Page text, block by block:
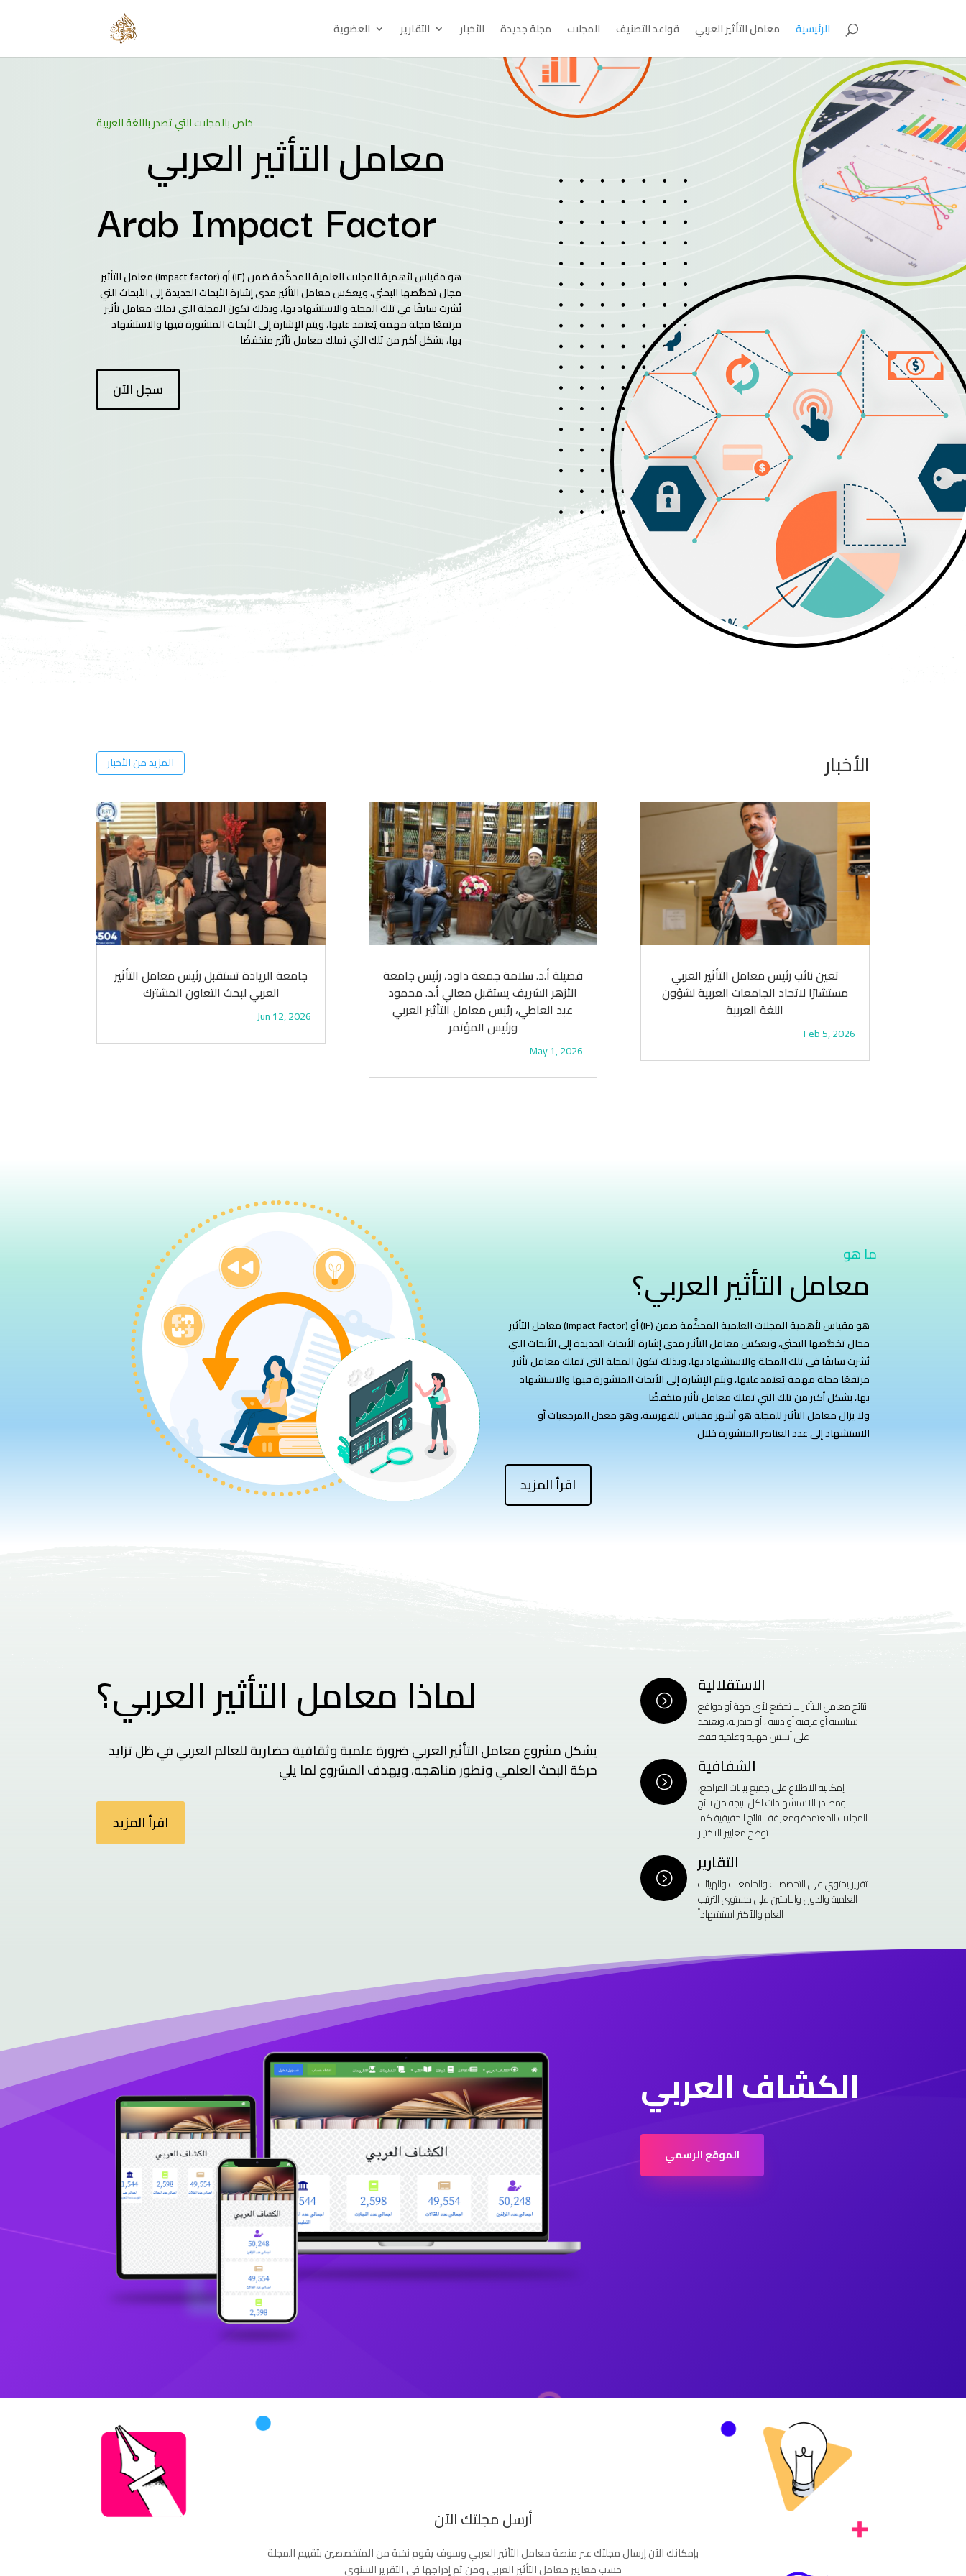
العضوية التقارير الأخبار مجلة جديدة المجلات قواعد التصنيف معامل التأثير العربي الرئيسية
خاص بالمجلات التي تصدر باللغة العربية
معامل التأثير العربي
Arab Impact Factor
معامل التأثير (Impact factor) أو (IF) هو مقياس لأهمية المجلات العلمية المحكَّمة ضمن
مجال تخصُّصها البحثي، ويعكس معامل التأثير مدى إشارة الأبحاث الجديدة إلى الأبحاث التي
نُشرت سابقًا في تلك المجلة والاستشهاد بها، وبذلك تكون المجلة التي تملك معامل تأثير
مرتفعًا مجلة مهمة يُعتمد عليها، ويتم الإشارة إلى الأبحاث المنشورة فيها والاستشهاد
بها، بشكل أكبر من تلك التي تملك معامل تأثير منخفضًا
سجل الآن
المزيد من الأخبار الأخبار
جامعة الريادة تستقبل رئيس معامل التأثير
العربي لبحث التعاون المشترك
Jun 12, 2026
فضيلة أ.د. سلامة جمعة داود، رئيس جامعة
الأزهر الشريف يستقبل معالي أ.د. محمود
عبد العاطي، رئيس معامل التأثير العربي
ورئيس المؤتمر
May 1, 2026
تعين نائب رئيس معامل التأثير العربي
مستشارًا لاتحاد الجامعات العربية لشؤون
اللغة العربية
Feb 5, 2026
ما هو
معامل التأثير العربي؟
معامل التأثير (Impact factor) أو (IF) هو مقياس لأهمية المجلات العلمية المحكَّمة ضمن
مجال تخصُّصها البحثي، ويعكس معامل التأثير مدى إشارة الأبحاث الجديدة إلى الأبحاث التي
نُشرت سابقًا في تلك المجلة والاستشهاد بها، وبذلك تكون المجلة التي تملك معامل تأثير
مرتفعًا مجلة مهمة يُعتمد عليها، ويتم الإشارة إلى الأبحاث المنشورة فيها والاستشهاد
بها، بشكل أكبر من تلك التي تملك معامل تأثير منخفضًا
ولا يزال معامل التأثير للمجلة هو أشهر مقياس للفهرسة، وهو معدل المرجعيات أو
الاستشهاد إلى عدد العناصر المنشورة خلال
اقرأ المزيد
لماذا معامل التأثير العربي؟
يشكل مشروع معامل التأثير العربي ضرورة علمية وثقافية حضارية للعالم العربي في ظل تزايد
حركة البحث العلمي وتطور مناهجه، ويهدف المشروع لما يلي
اقرأ المزيد
=
الاستقلالية
نتائج معامل الـتأثير لا تخضع لأي جهة أو دوافع
سياسية أو عرقية أو دينية ، أو جندرية، وتعتمد
على أسس مهنية وعلمية فقط
=
الشفافية
إمكانية الاطلاع على جميع بيانات المراجع،
ومصادر الاستشهادات لكل نتيجة من نتائج
المجلات المعتمدة ومعرفة النتائج الحقيقية كما
توضح معايير الاختيار
=
التقارير
تقرير يحتوي على التخصصات والجامعات والهيئات
العلمية والدول والباحثين على مستوى الترتيب
العام والأكثر استشهاداً
الكشاف العربي
الموقع الرسمي
أرسل مجلتك الآن
بإمكانك الآن إرسال مجلتك عبر منصة معامل التأثير العربي وسوف يقوم نخبة من المتخصصين بتقييم المجلة
حسب معايير معامل التأثير العربي ومن ثم إدراجها في التقرير السنوي